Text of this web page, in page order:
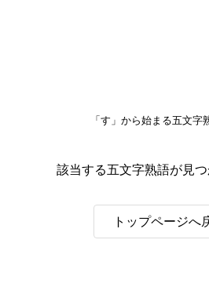
「す」から始まる五文字
該当する五文字熟語が見つ
トップページへ